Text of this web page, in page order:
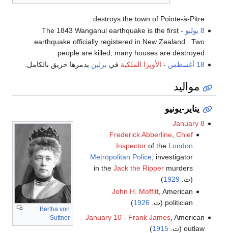
destroys the town of Pointe-à-Pitre .
8 يوليو
- The 1843 Wanganui earthquake is the first
earthquake officially registered in New Zealand . Two
people are killed, many houses are destroyed.
18 أغسطس
- الأوپرا الملكية في برلين يدمرها حريق بالكامل.
مواليد
يناير-يونيو
Bertha von
Suttner
January 8
Frederick Abberline ,Chief
Inspector of the London
Metropolitan Police , investigator
in theJack the Ripper murders
(ت. 1929
)
John H. Moffitt , American
politician (ت.
1926
)
January 10- Frank James, American
outlaw (ت.
1915
)